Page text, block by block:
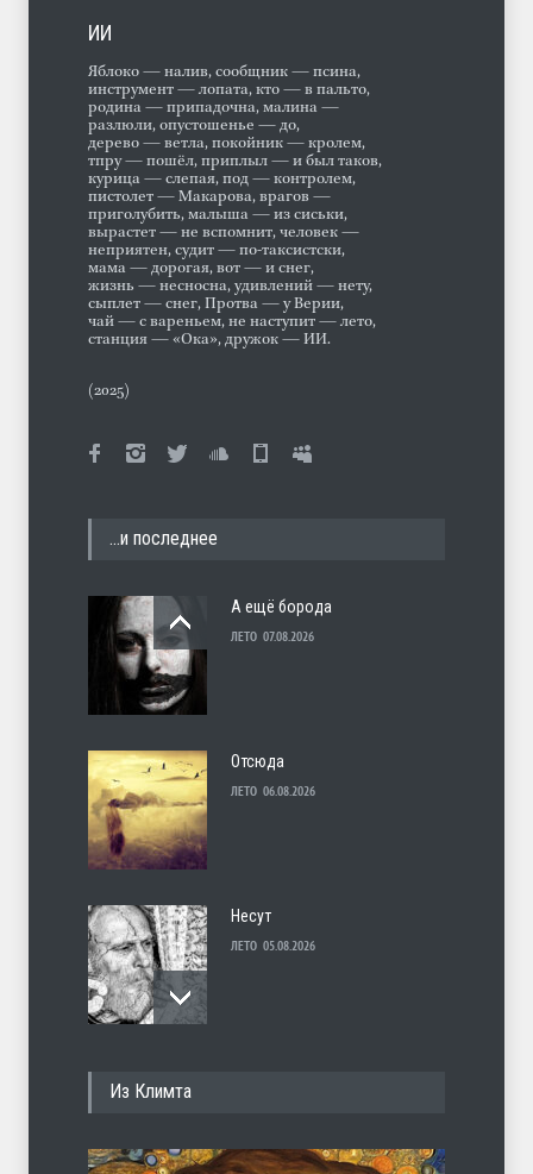
ИИ
Яблоко — налив, сообщник — псина,
инструмент — лопата, кто — в пальто,
родина — припадочна, малина —
разлюли, опустошенье — до,
дерево — ветла, покойник — кролем,
тпру — пошёл, приплыл — и был таков,
курица — слепая, под — контролем,
пистолет — Макарова, врагов —
приголубить, малыша — из сиськи,
вырастет — не вспомнит, человек —
неприятен, судит — по-таксистски,
мама — дорогая, вот — и снег,
жизнь — несносна, удивлений — нету,
сыплет — снег, Протва — у Верии,
чай — с вареньем, не наступит — лето,
станция — «Ока», дружок — ИИ.
(2025)
…и последнее
А ещё борода
ЛЕТО 07.08.2026
Отсюда
ЛЕТО 06.08.2026
Несут
ЛЕТО 05.08.2026
Из Климта